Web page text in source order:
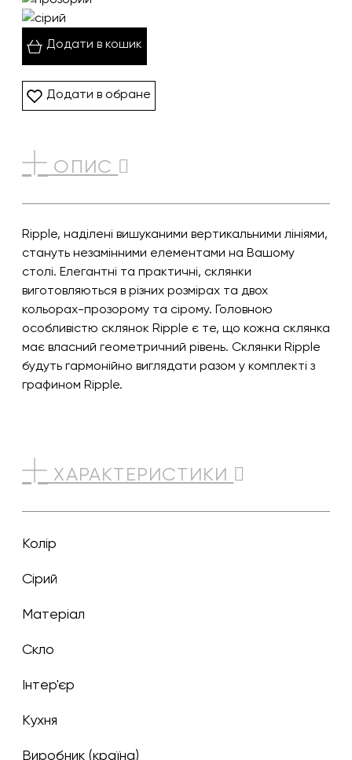
Додати в кошик
Додати в обране
ОПИС
Ripple, наділені вишуканими вертикальними лініями,
стануть незамінними елементами на Вашому
столі. Елегантні та практичні, склянки
виготовляються в різних розмірах та двох
кольорах-прозорому та сірому. Головною
особливістю склянок Ripple є те, що кожна склянка
має власний геометричний рівень. Склянки Ripple
будуть гармонійно виглядати разом у комплекті з
графином Ripple.
ХАРАКТЕРИСТИКИ
Колір
сірий
Матеріал
Скло
Інтер'єр
Кухня
Виробник (країна)